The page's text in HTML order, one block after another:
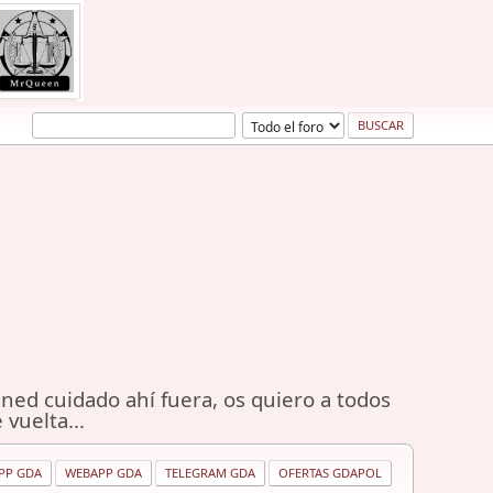
cuidado ahí fuera, os quiero a todos
vuelta...
GDA WEBAPP GDA TELEGRAM GDA OFERTAS GDAPOL